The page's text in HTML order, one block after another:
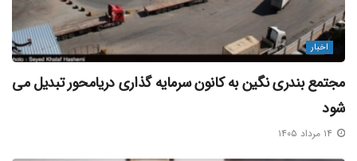
شده که توجه چندانی به توسعه ترانزیت کشور نشود و همین امر
خود باعث شده ما نتوانیم به هدف گذاری‌های صورت گرفته در
این بخش دست پیدا کنیم.
وی ادامه داد: در صورت توجه به این بخش ما می‌توانستیم ۱۰
درصد از تجارت را از طریق ترانزیت به دست بیاوریم، اما
متاسفانه به دلیل کم توجهی به این بخش ما این فرصت را از
اخبار
مجتمع بندری نگین به کانون سرمایه‌ گذاری دریامحور تبدیل می‌
شود